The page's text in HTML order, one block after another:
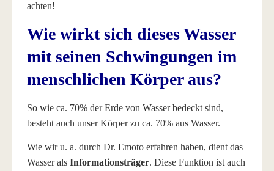
achten!
Wie wirkt sich dieses Wasser
mit seinen Schwingungen im
menschlichen Körper aus?
So wie ca. 70% der Erde von Wasser bedeckt sind,
besteht auch unser Körper zu ca. 70% aus Wasser.
Wie wir u. a. durch Dr. Emoto erfahren haben, dient das
Wasser als Informationsträger. Diese Funktion ist auch